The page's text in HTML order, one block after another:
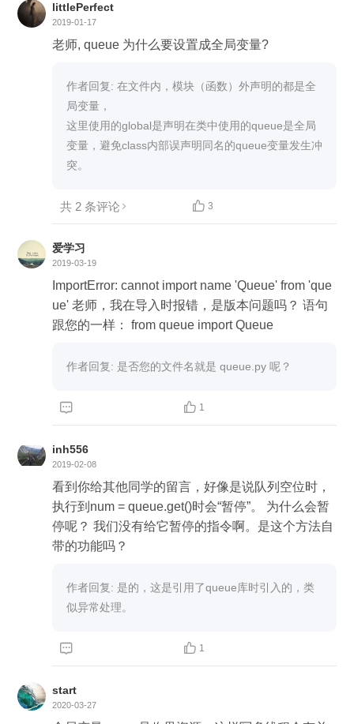
littlePerfect
2019-01-17
老师, queue 为什么要设置成全局变量?
作者回复: 在文件内，模块（函数）外声明的都是全
局变量，
这里使用的global是声明在类中使用的queue是全局
变量，避免class内部误声明同名的queue变量发生冲
突。
共 2 条评论  3
爱学习
2019-03-19
ImportError: cannot import name 'Queue' from 'que
ue' 老师，我在导入时报错，是版本问题吗？ 语句
跟您的一样： from queue import Queue
作者回复: 是否您的文件名就是 queue.py 呢？
  1
inh556
2019-02-08
看到你给其他同学的留言，好像是说队列空位时，
执行到num = queue.get()时会“暂停”。 为什么会暂
停呢？ 我们没有给它暂停的指令啊。是这个方法自
带的功能吗？
作者回复: 是的，这是引用了queue库时引入的，类
似异常处理。
  1
start
2020-03-27